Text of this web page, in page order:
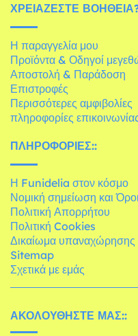
ΧΡΕΙΆΖΕΣΤΕ
Η παραγγελία μου
Προϊόντα & Οδηγοί
Αποστολή & Παράδοση
Επιστροφές
Περισσότερες αμφιβολίες
πληροφορίες
ΠΛΗΡΟΦΟΡΊΕΣ::
Η Funidelia στον κόσμο
Νομική σημείωση και
Πολιτική Απορρήτου
Πολιτική Cookies
Δικαίωμα υπαναχώρησης
Sitemap
Σχετικά με εμάς
ΑΚΟΛΟΥΘΉΣΤΕ ΜΑΣ::